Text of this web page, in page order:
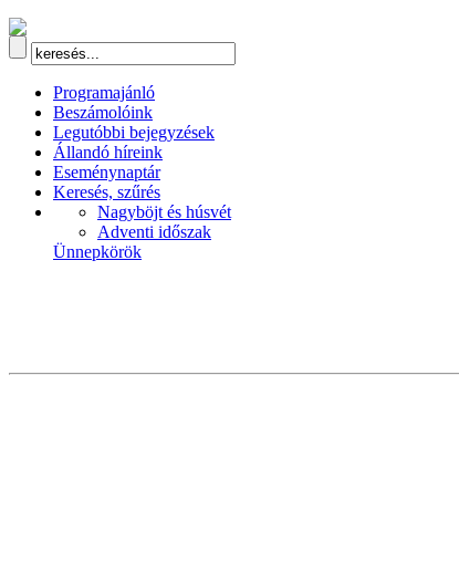
Programajánló
Beszámolóink
Legutóbbi bejegyzések
Állandó híreink
Eseménynaptár
Keresés, szűrés
Nagyböjt és húsvét
Adventi időszak
Ünnepkörök